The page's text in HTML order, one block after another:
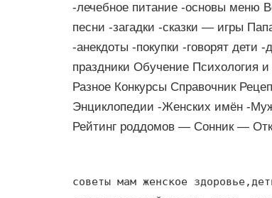
-лечебное питание -основы меню
песни -загадки -сказки — игры
-анекдоты -покупки -говорят дети
праздники Обучение Психология
Разное Конкурсы Справочник
Энциклопедии -Женских имён -
Рейтинг роддомов — Сонник —
советы мам женское